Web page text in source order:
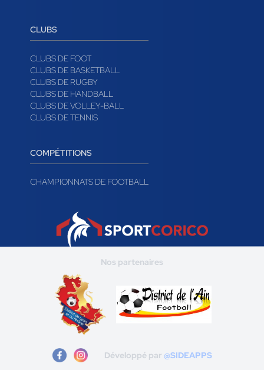
CLUBS
CLUBS DE FOOT
CLUBS DE BASKETBALL
CLUBS DE RUGBY
CLUBS DE HANDBALL
CLUBS DE VOLLEY-BALL
CLUBS DE TENNIS
COMPÉTITIONS
CHAMPIONNATS DE FOOTBALL
Nos partenaires
Développé par @SIDEAPPS